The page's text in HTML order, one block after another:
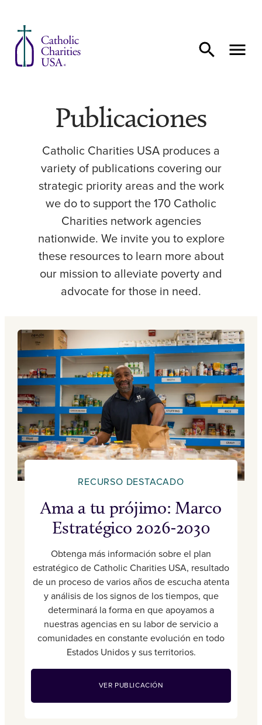
Publicaciones
Catholic Charities USA produces a
variety of publications covering our
strategic priority areas and the work
we do to support the 170 Catholic
Charities network agencies
nationwide. We invite you to explore
these resources to learn more about
our mission to alleviate poverty and
advocate for those in need.
RECURSO DESTACADO
Ama a tu prójimo: Marco
Estratégico 2026-2030
Obtenga más información sobre el plan
estratégico de Catholic Charities USA, resultado
de un proceso de varios años de escucha atenta
y análisis de los signos de los tiempos, que
determinará la forma en que apoyamos a
nuestras agencias en su labor de servicio a
comunidades en constante evolución en todo
Estados Unidos y sus territorios.
VER PUBLICACIÓN